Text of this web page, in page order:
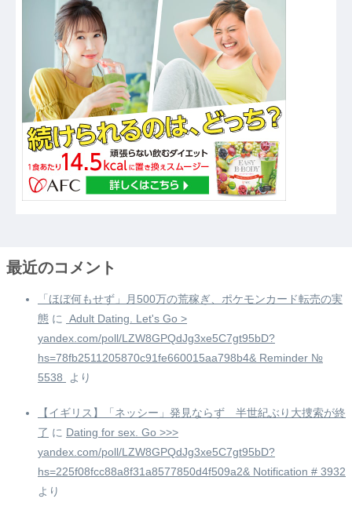
最近のコメント
「ほぼ何もせず」月500万の荒稼ぎ、ポケモンカード転売の実
態 に
️ Adult Dating. Let's Go >
yandex.com/poll/LZW8GPQdJg3xe5C7gt95bD?
hs=78fb2511205870c91fe660015aa798b4& Reminder №
5538 ️
より
【イギリス】「ネッシー」発見ならず 半世紀ぶり大捜索が終
了 に Dating for sex. Go >>>
yandex.com/poll/LZW8GPQdJg3xe5C7gt95bD?
hs=225f08fcc88a8f31a8577850d4f509a2& Notification # 3932
より